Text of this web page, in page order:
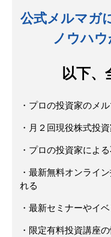
公式メルマガ
ノウハウ
以下、
・プロの投資家のメ
・月２回現役株式投
・プロの投資家によ
・最新無料オンライ
れる
・最新セミナーやイ
・限定有料投資講座